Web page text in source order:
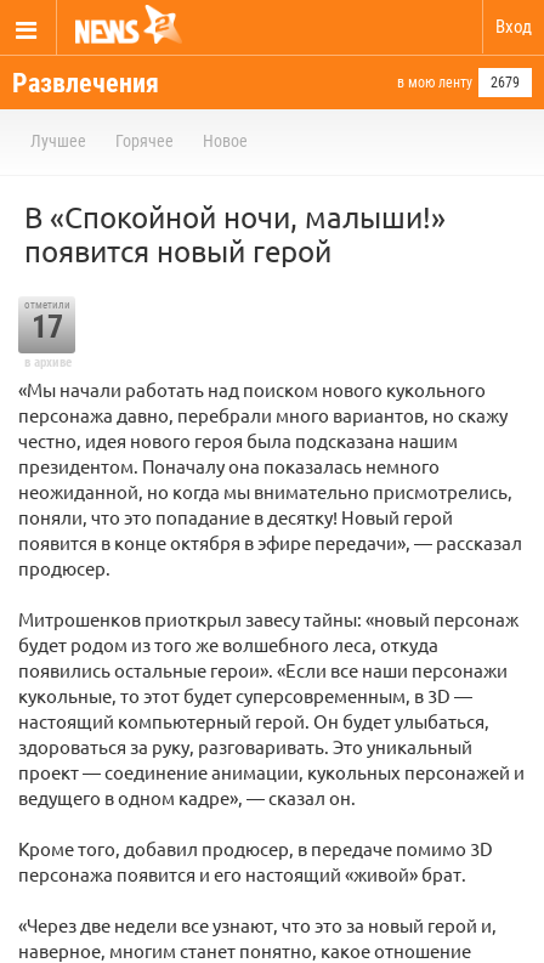
Вход
Развлечения в мою ленту 2679
Лучшее Горячее Новое
В «Спокойной ночи, малыши!»
появится новый герой
отметили
17
в архиве
«Мы начали работать над поиском нового кукольного
персонажа давно, перебрали много вариантов, но скажу
честно, идея нового героя была подсказана нашим
президентом. Поначалу она показалась немного
неожиданной, но когда мы внимательно присмотрелись,
поняли, что это попадание в десятку! Новый герой
появится в конце октября в эфире передачи», — рассказал
продюсер.
Митрошенков приоткрыл завесу тайны: «новый персонаж
будет родом из того же волшебного леса, откуда
появились остальные герои». «Если все наши персонажи
кукольные, то этот будет суперсовременным, в 3D —
настоящий компьютерный герой. Он будет улыбаться,
здороваться за руку, разговаривать. Это уникальный
проект — соединение анимации, кукольных персонажей и
ведущего в одном кадре», — сказал он.
Кроме того, добавил продюсер, в передаче помимо 3D
персонажа появится и его настоящий «живой» брат.
«Через две недели все узнают, что это за новый герой и,
наверное, многим станет понятно, какое отношение